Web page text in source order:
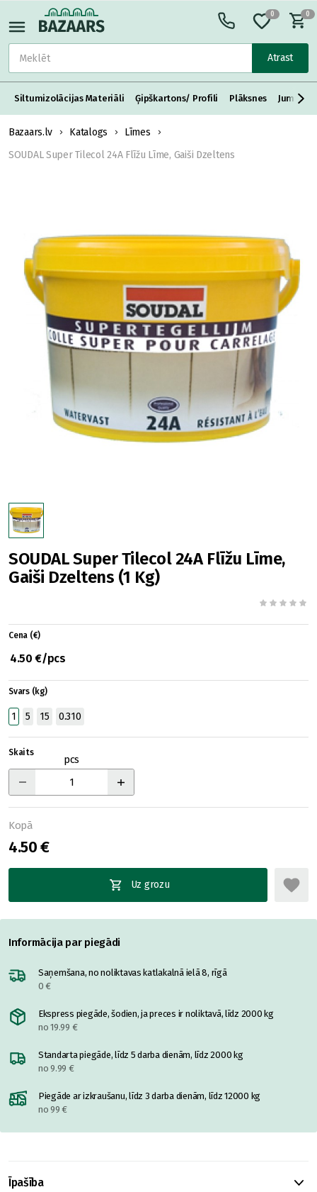
Atrast
0 0
Siltumizolācijas Materiāli Ģipškartons/ Profili Plāksnes Jumta
Bazaars.lv Katalogs
Līmes
SOUDAL Super Tilecol 24A Flīžu Līme, Gaiši Dzeltens
SOUDAL Super Tilecol 24A Flīžu Līme,
Gaiši Dzeltens (1 Kg)
Cena (€)
4.50 €/pcs
Svars (kg)
1 5 15 0.310
Skaits
pcs
Kopā
4.50 €
Uz grozu
Informācija par piegādi
Saņemšana, no noliktavas katlakalnā ielā 8, rīgā
0 €
Ekspress piegāde, šodien, ja preces ir noliktavā, līdz 2000 kg
no 19.99 €
Standarta piegāde, līdz 5 darba dienām, līdz 2000 kg
no 9.99 €
Piegāde ar izkraušanu, līdz 3 darba dienām, līdz 12000 kg
no 99 €
Īpašība